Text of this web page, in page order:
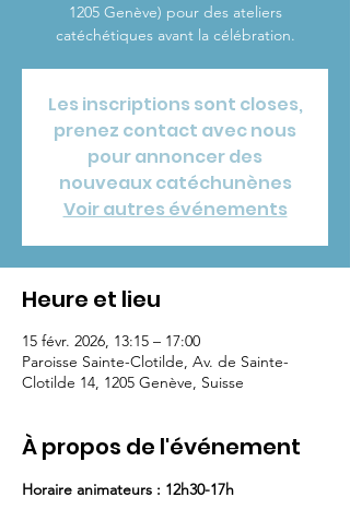
1205 Genève) pour des ateliers
catéchétiques avant la célébration.
Les inscriptions sont closes,
prenez contact avec nous
pour annoncer des
nouveaux catéchunènes
Voir autres événements
Heure et lieu
15 févr. 2026, 13:15 – 17:00
Paroisse Sainte-Clotilde, Av. de Sainte-
Clotilde 14, 1205 Genève, Suisse
À propos de l'événement
Horaire animateurs : 12h30-17h